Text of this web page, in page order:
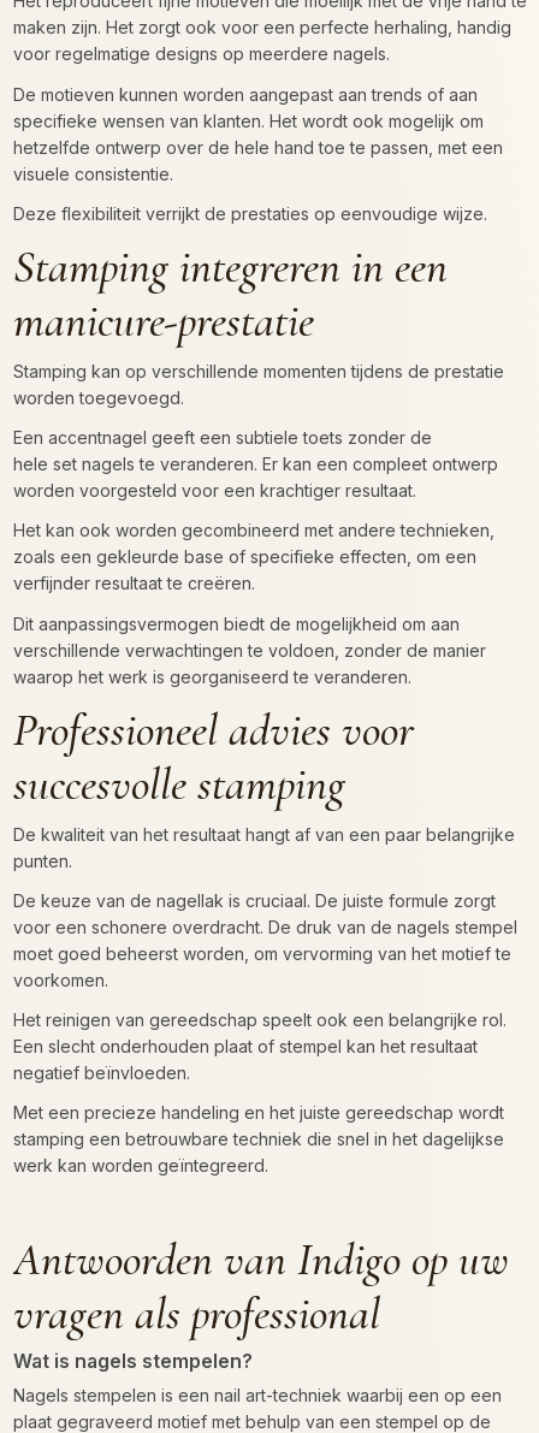
maken zijn. Het zorgt ook voor een perfecte herhaling, handig
voor regelmatige designs op meerdere nagels.
De motieven kunnen worden aangepast aan trends of aan
specifieke wensen van klanten. Het wordt ook mogelijk om
hetzelfde ontwerp over de hele hand toe te passen, met een
visuele consistentie.
Deze flexibiliteit verrijkt de prestaties op eenvoudige wijze.
Stamping integreren in een
manicure-prestatie
Stamping kan op verschillende momenten tijdens de prestatie
worden toegevoegd.
Een accentnagel geeft een subtiele toets zonder de
hele set nagels te veranderen. Er kan een compleet ontwerp
worden voorgesteld voor een krachtiger resultaat.
Het kan ook worden gecombineerd met andere technieken,
zoals een gekleurde base of specifieke effecten, om een
verfijnder resultaat te creëren.
Dit aanpassingsvermogen biedt de mogelijkheid om aan
verschillende verwachtingen te voldoen, zonder de manier
waarop het werk is georganiseerd te veranderen.
Professioneel advies voor
succesvolle stamping
De kwaliteit van het resultaat hangt af van een paar belangrijke
punten.
De keuze van de nagellak is cruciaal. De juiste formule zorgt
voor een schonere overdracht. De druk van de nagels stempel
moet goed beheerst worden, om vervorming van het motief te
voorkomen.
Het reinigen van gereedschap speelt ook een belangrijke rol.
Een slecht onderhouden plaat of stempel kan het resultaat
negatief beïnvloeden.
Met een precieze handeling en het juiste gereedschap wordt
stamping een betrouwbare techniek die snel in het dagelijkse
werk kan worden geïntegreerd.
Antwoorden van Indigo op uw
vragen als professional
Wat is nagels stempelen?
Nagels stempelen is een nail art-techniek waarbij een op een
plaat gegraveerd motief met behulp van een stempel op de